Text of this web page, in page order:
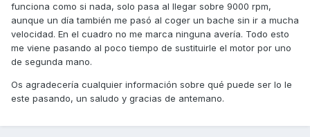
funciona como si nada, solo pasa al llegar sobre 9000 rpm,
aunque un día también me pasó al coger un bache sin ir a mucha
velocidad. En el cuadro no me marca ninguna avería. Todo esto
me viene pasando al poco tiempo de sustituirle el motor por uno
de segunda mano.
Os agradecería cualquier información sobre qué puede ser lo le
este pasando, un saludo y gracias de antemano.